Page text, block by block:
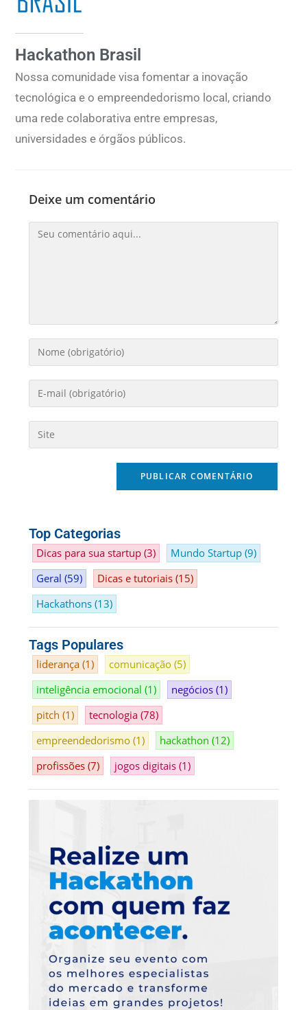
Hackathon Brasil
Nossa comunidade visa fomentar a inovação
tecnológica e o empreendedorismo local, criando
uma rede colaborativa entre empresas,
universidades e órgãos públicos.
Deixe um comentário
Top Categorias
Dicas para sua startup(3) Mundo Startup(9)
Geral(59) Dicas e tutoriais(15)
Hackathons(13)
Tags Populares
liderança(1) comunicação(5)
inteligência emocional(1) negócios(1)
pitch(1) tecnologia(78)
empreendedorismo(1) hackathon(12)
profissões(7) jogos digitais(1)